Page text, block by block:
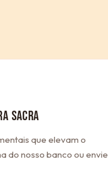
SACRA
que elevam o
do nosso banco ou envie